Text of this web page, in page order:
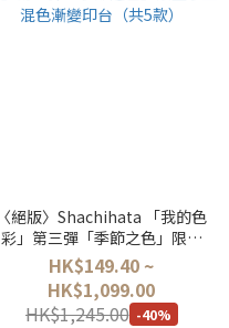
〈絕版〉Shachihata 「我的色
彩」第三彈「季節之色」限量
手工混色漸變印台（共5款）
HK$149.40 ~
HK$1,099.00
HK$1,245.00 -40%